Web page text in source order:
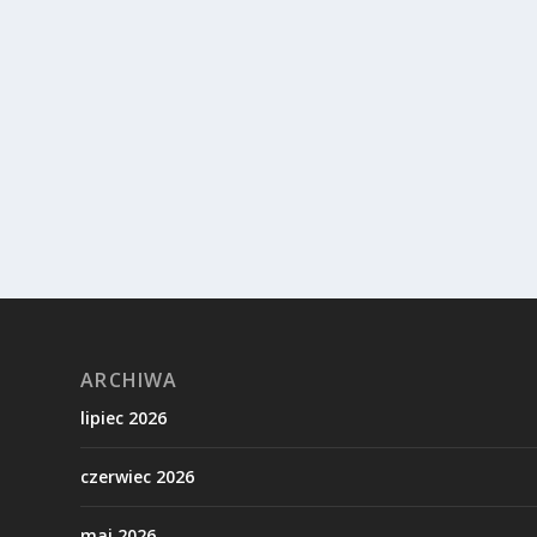
ARCHIWA
lipiec 2026
czerwiec 2026